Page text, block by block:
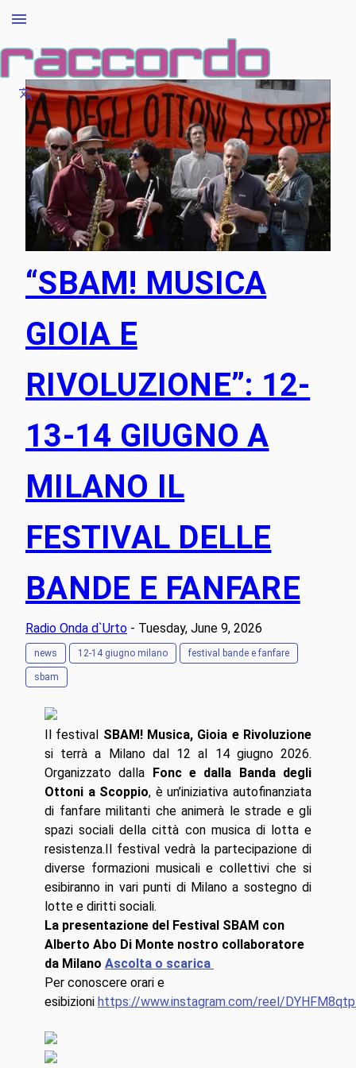
“SBAM! MUSICA
GIOIA E
RIVOLUZIONE”: 12-
13-14 GIUGNO A
MILANO IL
FESTIVAL DELLE
BANDE E FANFARE
Radio Onda d`Urto - Tuesday, June 9, 2026
news 12-14 giugno milano festival bande e fanfare
sbam
Il festival SBAM! Musica, Gioia e Rivoluzione
si terrà a Milano dal 12 al 14 giugno 2026.
Organizzato dalla Fonc e dalla Banda degli
Ottoni a Scoppio, è un’iniziativa autofinanziata
di fanfare militanti che animerà le strade e gli
spazi sociali della città con musica di lotta e
resistenza.Il festival vedrà la partecipazione di
diverse formazioni musicali e collettivi che si
esibiranno in vari punti di Milano a sostegno di
lotte e diritti sociali.
La presentazione del Festival SBAM con
Alberto Abo Di Monte nostro collaboratore
da Milano Ascolta o scarica
Per conoscere orari e
esibizioni https://www.instagram.com/reel/